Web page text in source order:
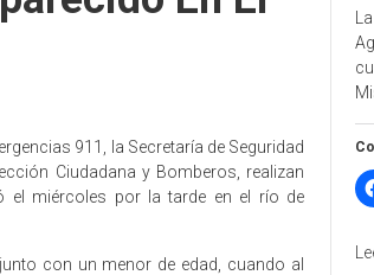
911, la Secretaría de Seguridad
Ciudadana y Bomberos, realizan
el miércoles por la tarde en el río de
con un menor de edad, cuando al